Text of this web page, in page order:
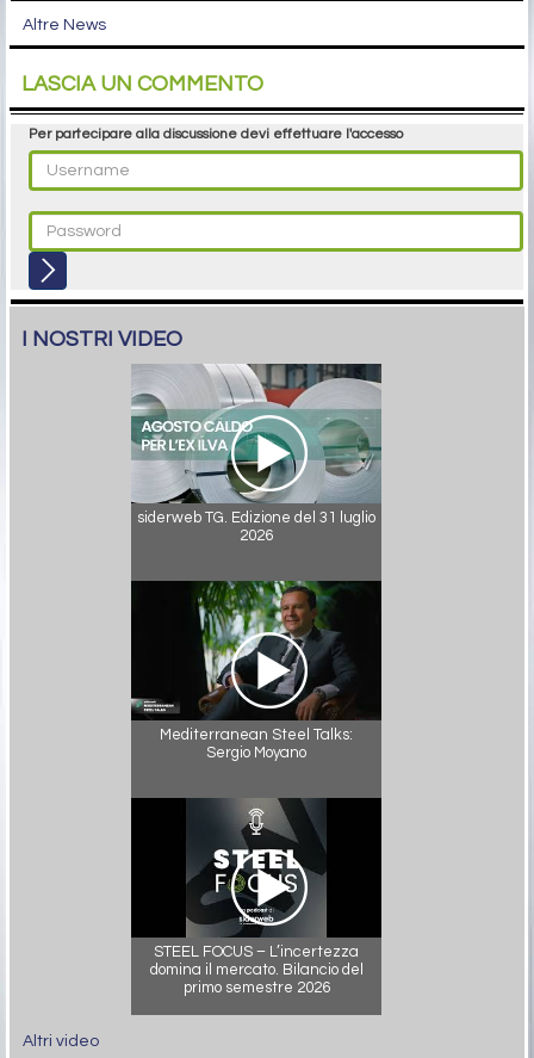
Altre News
LASCIA UN COMMENTO
Per partecipare alla discussione devi effettuare l'accesso
I NOSTRI VIDEO
siderweb TG. Edizione del 31 luglio
2026
Mediterranean Steel Talks:
Sergio Moyano
STEEL FOCUS – L’incertezza
domina il mercato. Bilancio del
primo semestre 2026
Altri video